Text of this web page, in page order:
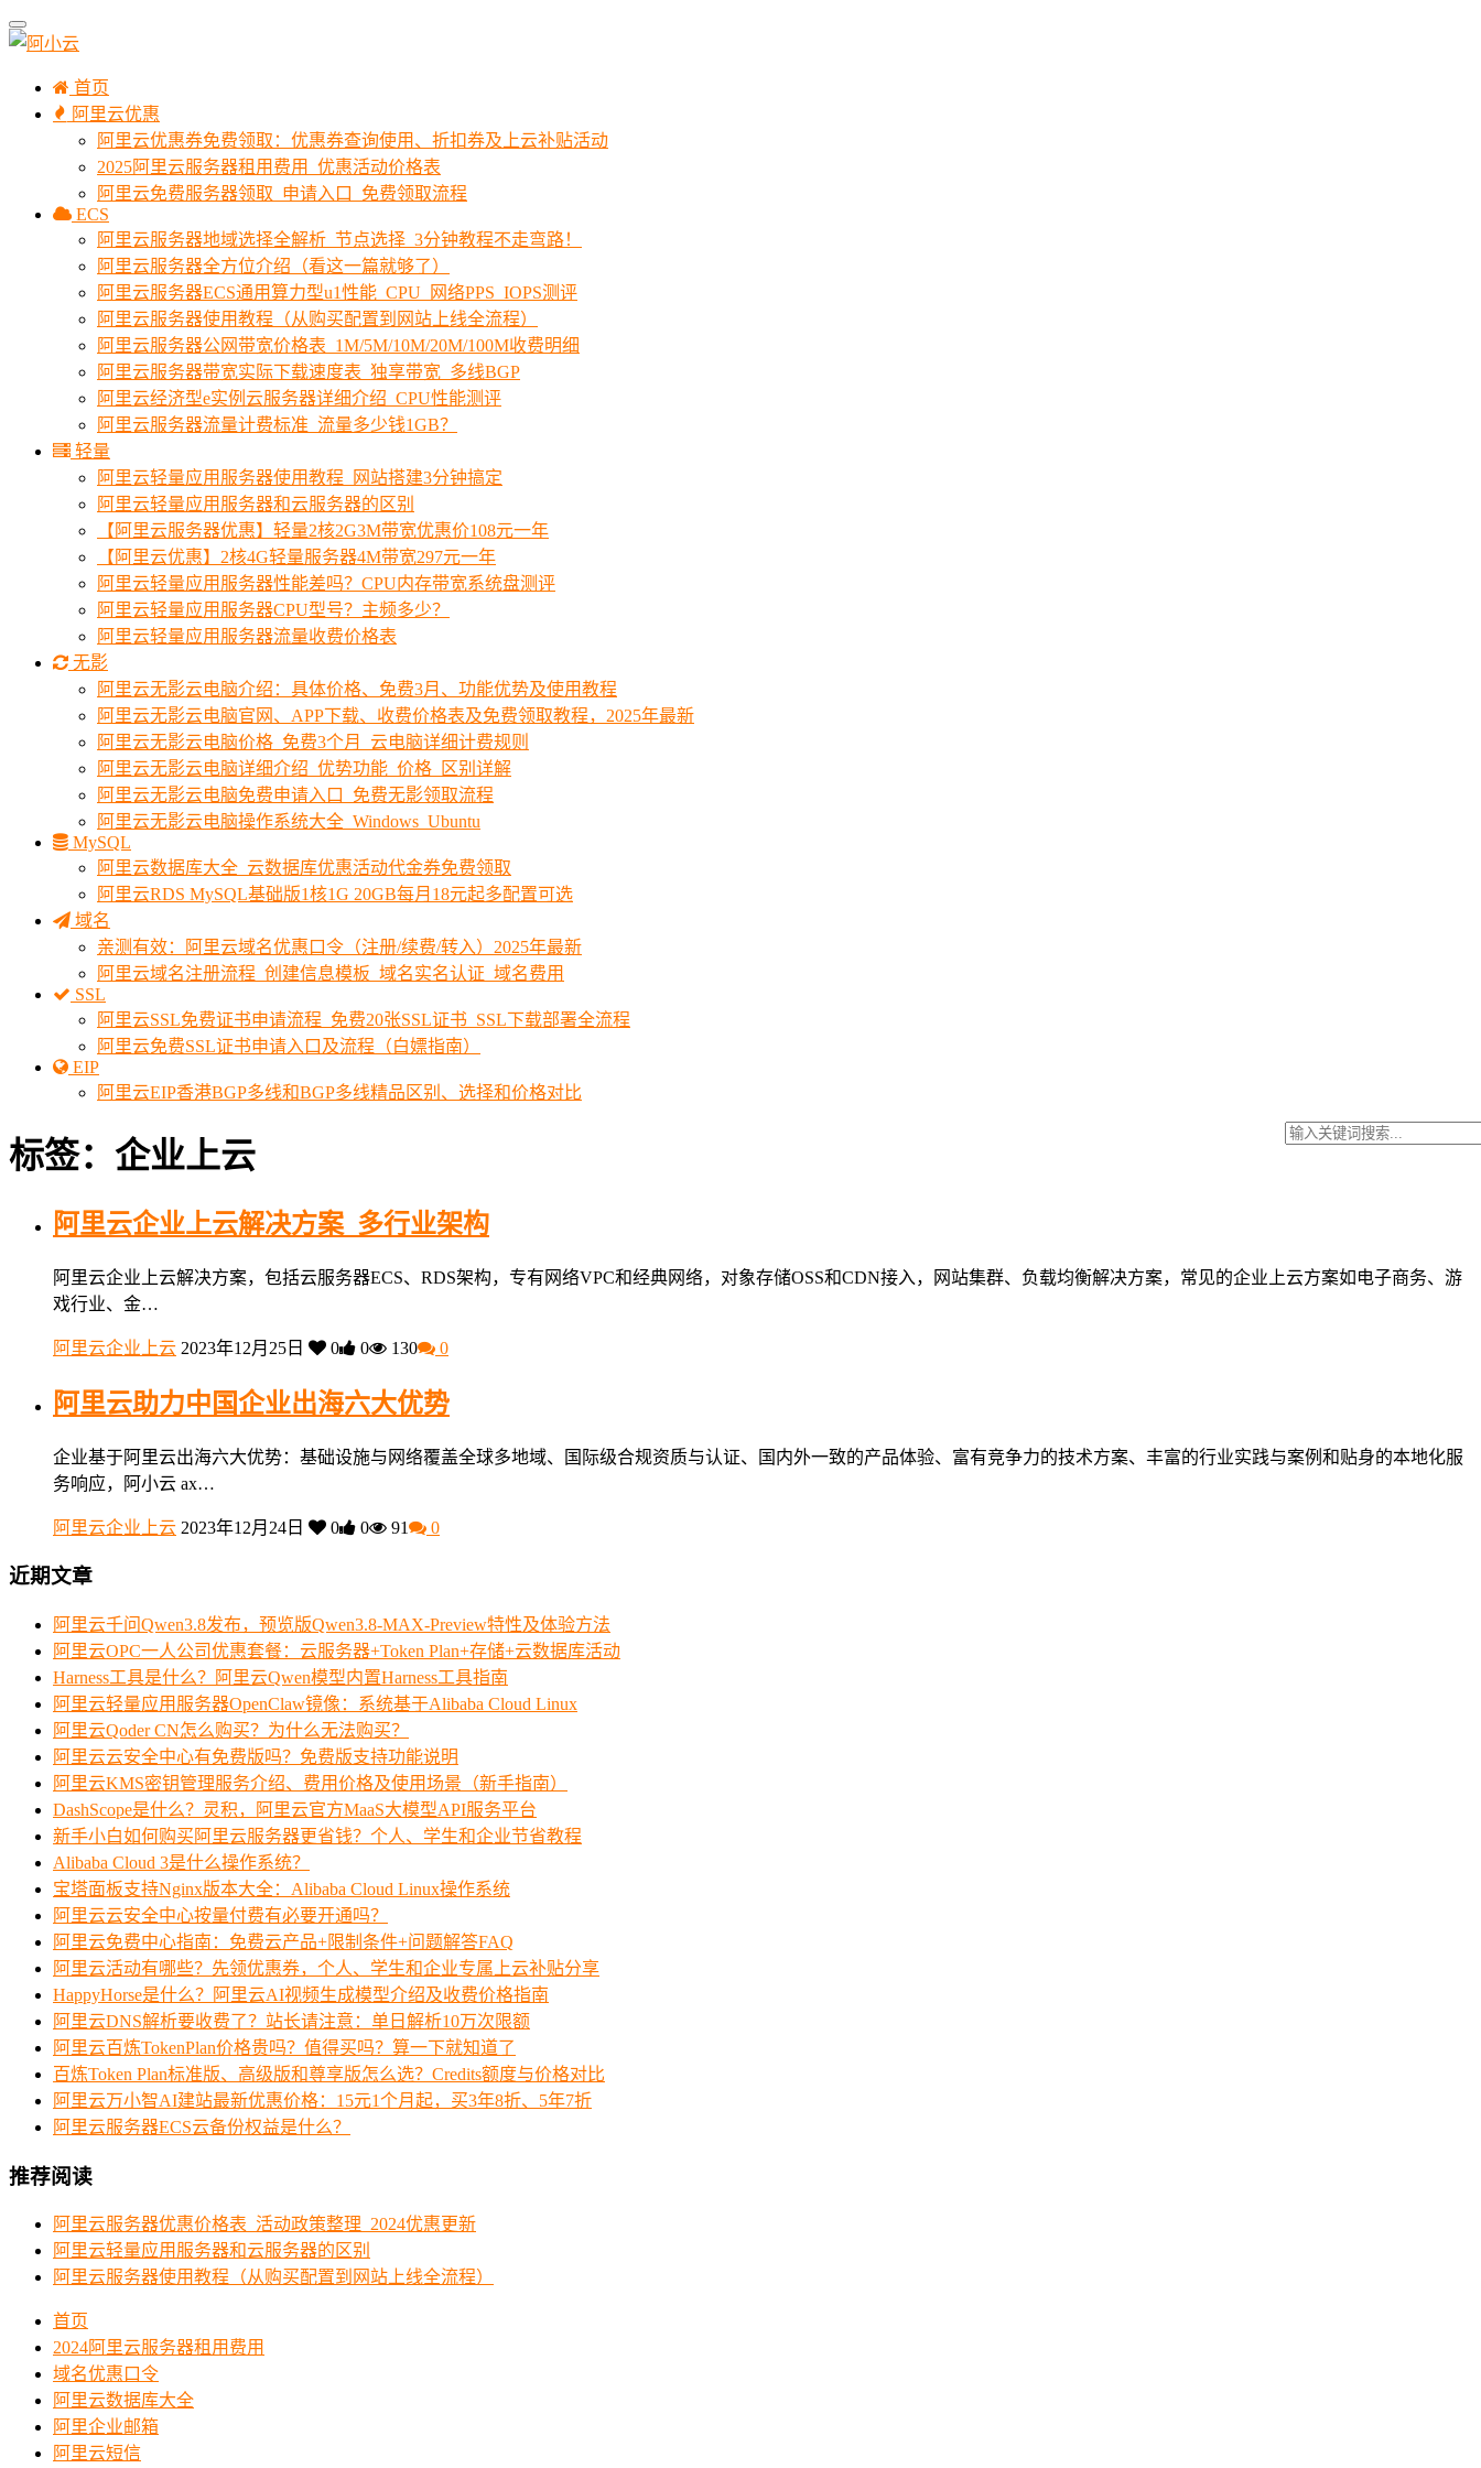
首页
阿里云优惠
阿里云优惠券免费领取：优惠券查询使用、折扣券及上云补贴活动
2025阿里云服务器租用费用_优惠活动价格表
阿里云免费服务器领取_申请入口_免费领取流程
ECS
阿里云服务器地域选择全解析_节点选择_3分钟教程不走弯路！
阿里云服务器全方位介绍（看这一篇就够了）
阿里云服务器ECS通用算力型u1性能_CPU_网络PPS_IOPS测评
阿里云服务器使用教程（从购买配置到网站上线全流程）
阿里云服务器公网带宽价格表_1M/5M/10M/20M/100M收费明细
阿里云服务器带宽实际下载速度表_独享带宽_多线BGP
阿里云经济型e实例云服务器详细介绍_CPU性能测评
阿里云服务器流量计费标准_流量多少钱1GB？
轻量
阿里云轻量应用服务器使用教程_网站搭建3分钟搞定
阿里云轻量应用服务器和云服务器的区别
【阿里云服务器优惠】轻量2核2G3M带宽优惠价108元一年
【阿里云优惠】2核4G轻量服务器4M带宽297元一年
阿里云轻量应用服务器性能差吗？CPU内存带宽系统盘测评
阿里云轻量应用服务器CPU型号？主频多少？
阿里云轻量应用服务器流量收费价格表
无影
阿里云无影云电脑介绍：具体价格、免费3月、功能优势及使用教程
阿里云无影云电脑官网、APP下载、收费价格表及免费领取教程，2025年最新
阿里云无影云电脑价格_免费3个月_云电脑详细计费规则
阿里云无影云电脑详细介绍_优势功能_价格_区别详解
阿里云无影云电脑免费申请入口_免费无影领取流程
阿里云无影云电脑操作系统大全_Windows_Ubuntu
MySQL
阿里云数据库大全_云数据库优惠活动代金券免费领取
阿里云RDS MySQL基础版1核1G 20GB每月18元起多配置可选
域名
亲测有效：阿里云域名优惠口令（注册/续费/转入）2025年最新
阿里云域名注册流程_创建信息模板_域名实名认证_域名费用
SSL
阿里云SSL免费证书申请流程_免费20张SSL证书_SSL下载部署全流程
阿里云免费SSL证书申请入口及流程（白嫖指南）
EIP
阿里云EIP香港BGP多线和BGP多线精品区别、选择和价格对比
标签：企业上云
阿里云企业上云解决方案_多行业架构
阿里云企业上云解决方案，包括云服务器ECS、RDS架构，专有网络VPC和经典网络，对象存储OSS和CDN接入，网站集群、负载均衡解决方案，常见的企业上云方案如电子商务、游
戏行业、金…
阿里云企业上云 2023年12月25日 0 0 130 0
阿里云助力中国企业出海六大优势
企业基于阿里云出海六大优势：基础设施与网络覆盖全球多地域、国际级合规资质与认证、国内外一致的产品体验、富有竞争力的技术方案、丰富的行业实践与案例和贴身的本地化服
务响应，阿小云 ax…
阿里云企业上云 2023年12月24日 0 0 91 0
近期文章
阿里云千问Qwen3.8发布，预览版Qwen3.8-MAX-Preview特性及体验方法
阿里云OPC一人公司优惠套餐：云服务器+Token Plan+存储+云数据库活动
Harness工具是什么？阿里云Qwen模型内置Harness工具指南
阿里云轻量应用服务器OpenClaw镜像：系统基于Alibaba Cloud Linux
阿里云Qoder CN怎么购买？为什么无法购买？
阿里云云安全中心有免费版吗？免费版支持功能说明
阿里云KMS密钥管理服务介绍、费用价格及使用场景（新手指南）
DashScope是什么？灵积，阿里云官方MaaS大模型API服务平台
新手小白如何购买阿里云服务器更省钱？个人、学生和企业节省教程
Alibaba Cloud 3是什么操作系统？
宝塔面板支持Nginx版本大全：Alibaba Cloud Linux操作系统
阿里云云安全中心按量付费有必要开通吗？
阿里云免费中心指南：免费云产品+限制条件+问题解答FAQ
阿里云活动有哪些？先领优惠券，个人、学生和企业专属上云补贴分享
HappyHorse是什么？阿里云AI视频生成模型介绍及收费价格指南
阿里云DNS解析要收费了？站长请注意：单日解析10万次限额
阿里云百炼TokenPlan价格贵吗？值得买吗？算一下就知道了
百炼Token Plan标准版、高级版和尊享版怎么选？Credits额度与价格对比
阿里云万小智AI建站最新优惠价格：15元1个月起，买3年8折、5年7折
阿里云服务器ECS云备份权益是什么？
推荐阅读
阿里云服务器优惠价格表_活动政策整理_2024优惠更新
阿里云轻量应用服务器和云服务器的区别
阿里云服务器使用教程（从购买配置到网站上线全流程）
首页
2024阿里云服务器租用费用
域名优惠口令
阿里云数据库大全
阿里企业邮箱
阿里云短信